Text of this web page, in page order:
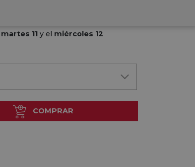
martes 11 y el miércoles 12
COMPRAR